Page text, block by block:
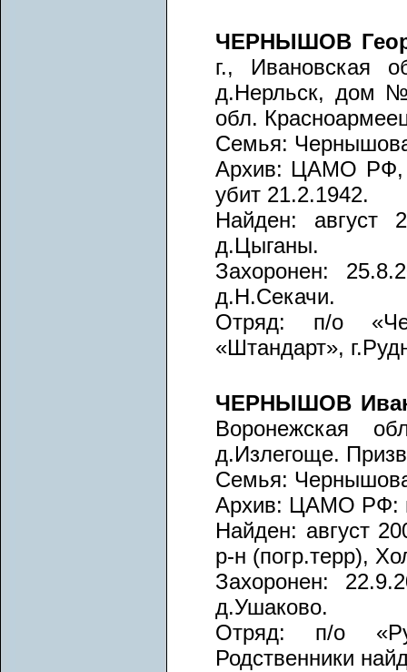
ЧЕРНЫШОВ
г., Ивановская
д.Нерльск, дом
обл.
Семья:
Архив: ЦАМО РФ,
убит 21.2.1942.
Найден: август
д.Цыганы.
Захоронен:
д.Н.Секачи.
Отряд: п/о
«Штандарт»,
ЧЕРНЫШОВ
Воронежская
д.Излегоще.
Семья:
Архив: ЦАМО РФ:
Найден: август
р-н (погр.терр),
Захоронен:
д.Ушаково.
Отряд: п/о
Родственники